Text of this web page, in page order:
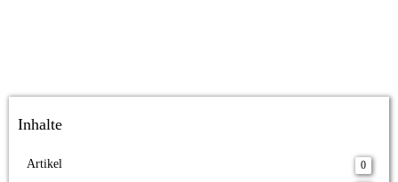
Inhalte
Artikel 0